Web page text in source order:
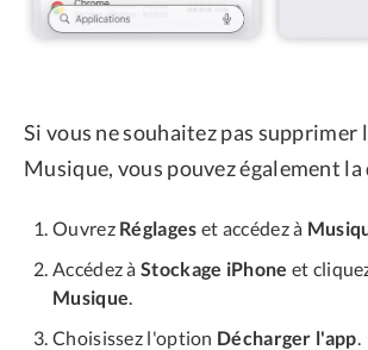
Si vous ne souhaitez pas
Musique, vous pouvez également
Ouvrez Réglages et accédez à
Accédez à Stockage iPhone et
Musique
Choisissez l'option Décharger l'app